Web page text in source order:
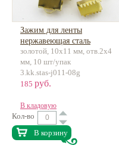
Зажим для ленты
нержавеющая сталь
золотой, 10x11 мм, отв.2x4
мм, 10 шт/упак
3.kk.stas-j011-08g
185 руб.
В кладовую
Кол-во
В корзину